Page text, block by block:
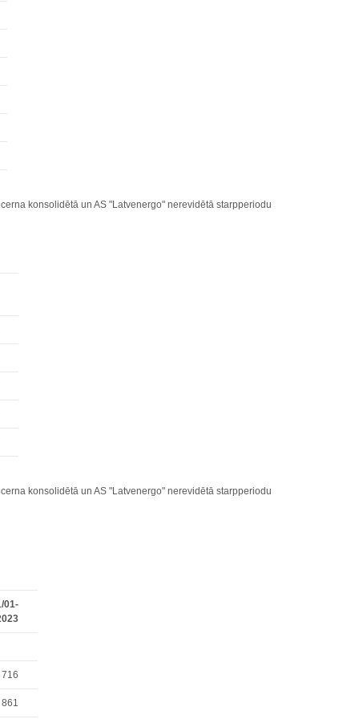
konsolidētā un AS "Latvenergo" nerevidētā starpperiodu
konsolidētā un AS "Latvenergo" nerevidētā starpperiodu
01-